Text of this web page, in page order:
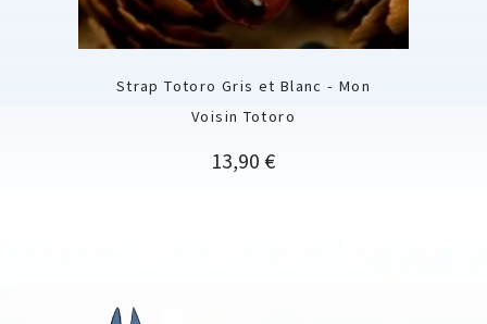
Strap Totoro Gris et Blanc - Mon
Voisin Totoro
Prix
13,90 €